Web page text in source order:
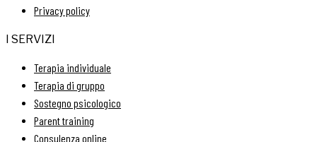
Privacy policy
I SERVIZI
Terapia individuale
Terapia di gruppo
Sostegno psicologico
Parent training
Consulenza online